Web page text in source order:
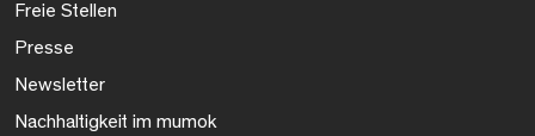
Freie Stellen
Presse
Newsletter
Nachhaltigkeit im mumok